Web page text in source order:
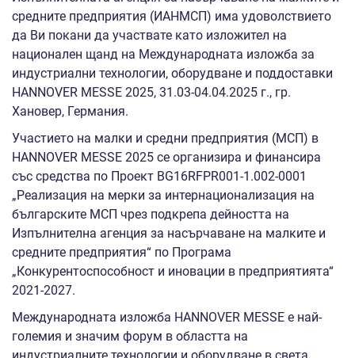
средните предприятия (ИАНМСП) има удоволствието
да Ви покани да участвате като изложител на
национален щанд на Международната изложба за
индустриални технологии, оборудване и поддоставки
HANNOVER MESSE 2025, 31.03-04.04.2025 г., гр.
Хановер, Германия.
Участието на малки и средни предприятия (МСП) в
HANNOVER MESSE 2025 се организира и финансира
със средства по Проект BG16RFPR001-1.002-0001
„Реализация на мерки за интернационализация на
българските МСП чрез подкрепа дейността на
Изпълнителна агенция за насърчаване на малките и
средните предприятия“ по Програма
„Конкурентоспособност и иновации в предприятията“
2021-2027.
Международната изложба HANNOVER MESSE е най-
големия и значим форум в областта на
индустриалните технологии и оборудване в света.